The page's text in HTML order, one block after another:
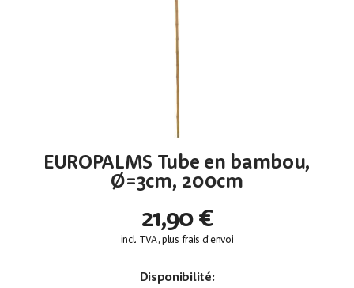
EUROPALMS Tube en bambou,
Ø=3cm, 200cm
21,90 €
incl. TVA, plus frais d'envoi
Disponibilité: